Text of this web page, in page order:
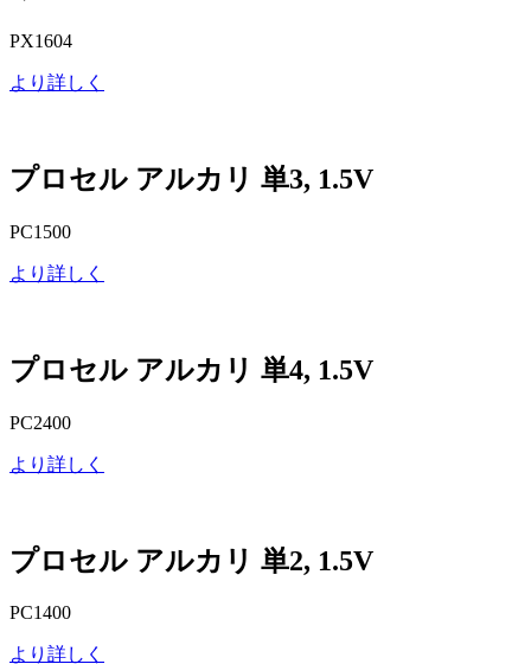
PX1604
より詳しく
プロセル アルカリ 単3, 1.5V
PC1500
より詳しく
プロセル アルカリ 単4, 1.5V
PC2400
より詳しく
プロセル アルカリ 単2, 1.5V
PC1400
より詳しく